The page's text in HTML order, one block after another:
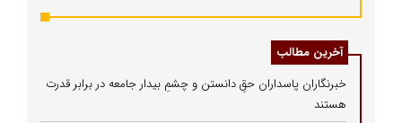
آخرین مطالب
خبرنگاران پاسداران حقِ دانستن و چشمِ بیدار جامعه در برابر قدرت
هستند